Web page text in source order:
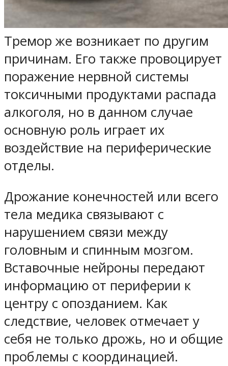
Тремор же возникает по другим
причинам. Его также провоцирует
поражение нервной системы
токсичными продуктами распада
алкоголя, но в данном случае
основную роль играет их
воздействие на периферические
отделы.
Дрожание конечностей или всего
тела медика связывают с
нарушением связи между
головным и спинным мозгом.
Вставочные нейроны передают
информацию от периферии к
центру с опозданием. Как
следствие, человек отмечает у
себя не только дрожь, но и общие
проблемы с координацией.